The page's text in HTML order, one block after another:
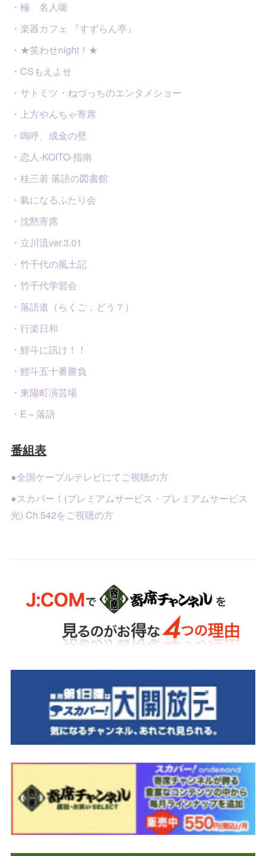
・極 名人噺
・楽器カフェ 『すずらん亭』
・★笑わせnight！★
・CSもえよせ
・サトミツ・ねづっちのエンタメショー
・上方やんちゃ寄席
・嗚呼、成金の壁
・恋人-KOITO-指南
・桂三若 落語の図書館
・氣になるふたり会
・沈黙寄席
・立川流ver.3.01
・竹千代の風土記
・竹千代学習会
・落語道（らくご，どう？）
・行楽日和
・鯉斗に訊け！！
・鯉斗五十番勝負
・東陽町演芸場
・E～落語
番組表
●全国ケーブルテレビにてご視聴の方
●スカパー！(プレミアムサービス・プレミアムサービス
光) Ch.542をご視聴の方